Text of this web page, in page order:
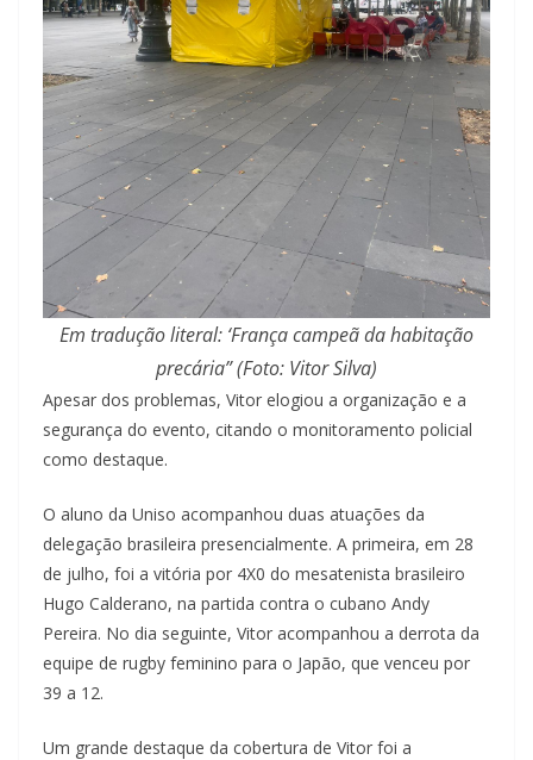
Em tradução literal: ‘França campeã da habitação
precária” (Foto: Vitor Silva)
Apesar dos problemas, Vitor elogiou a organização e a
segurança do evento, citando o monitoramento policial
como destaque.
O aluno da Uniso acompanhou duas atuações da
delegação brasileira presencialmente. A primeira, em 28
de julho, foi a vitória por 4X0 do mesatenista brasileiro
Hugo Calderano, na partida contra o cubano Andy
Pereira. No dia seguinte, Vitor acompanhou a derrota da
equipe de rugby feminino para o Japão, que venceu por
39 a 12.
Um grande destaque da cobertura de Vitor foi a